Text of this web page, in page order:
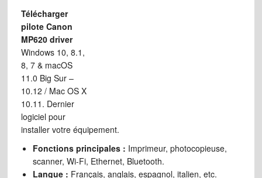
Télécharger
pilote Canon
MP620 driver
Windows 10, 8.1,
8, 7 & macOS
11.0 Big Sur –
10.12 / Mac OS X
10.11. Dernier
logiciel pour
installer votre équipement.
Fonctions principales : Imprimeur, photocopieuse,
scanner, Wi-Fi, Ethernet, Bluetooth.
Langue : Français, anglais, espagnol, italien, etc.